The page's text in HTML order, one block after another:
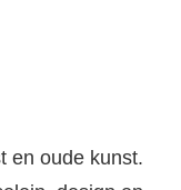
en oude kunst.